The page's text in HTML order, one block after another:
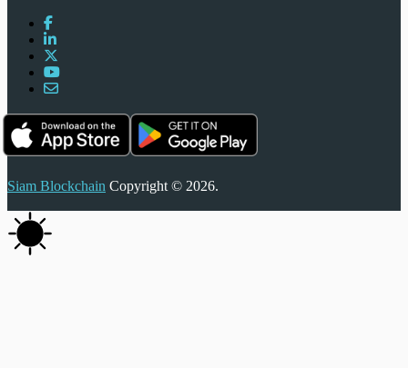
Siam Blockchain Copyright © 2026.